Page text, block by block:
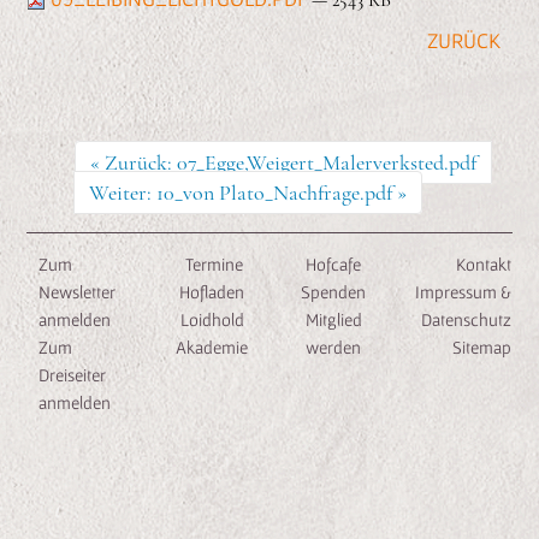
n
e
« Zurück: 07_Egge,Weigert_Malerverksted.pdf
Weiter: 10_von Plato_Nachfrage.pdf »
Zum
Newsletter
anmelden
Zum
Dreiseiter
anmelden
Termine
Hofladen
Loidhold
Akademie
Hofcafe
Spenden
Mitglied
werden
Kontakt
Impressum &
Datenschutz
Sitemap